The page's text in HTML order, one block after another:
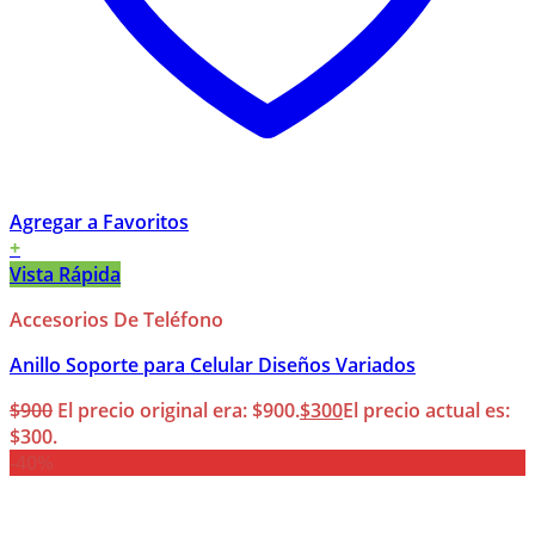
Agregar a Favoritos
+
Vista Rápida
Accesorios De Teléfono
Anillo Soporte para Celular Diseños Variados
$900 El precio original era: $900.$300El precio actual es:
$300.